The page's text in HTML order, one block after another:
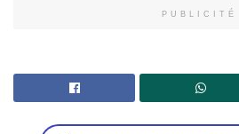
PUBLICITÉ